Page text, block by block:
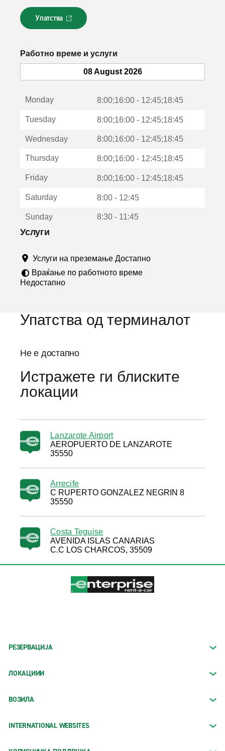
Упатства
Л
и
к
с
о
р
Работно време и услуги
08 August 2026
Monday 8:00;16:00 - 12:45;18:45
Tuesday 8:00;16:00 - 12:45;18:45
Wednesday 8:00;16:00 - 12:45;18:45
Thursday 8:00;16:00 - 12:45;18:45
Friday 8:00;16:00 - 12:45;18:45
Saturday 8:00 - 12:45
Sunday 8:30 - 11:45
Услуги
Услуги на преземање Достапно
Враќање по работното време
Недостапно
Упатства од терминалот
Не е достапно
Истражете ги блиските
локации
Lanzarote Airport
AEROPUERTO DE LANZAROTE
35550
Arrecife
C RUPERTO GONZALEZ NEGRIN 8
35550
Costa Teguise
AVENIDA ISLAS CANARIAS
C.C LOS CHARCOS, 35509
РЕЗЕРВАЦИЈА
ЛОКАЦИИИ
ВОЗИЛА
INTERNATIONAL WEBSITES